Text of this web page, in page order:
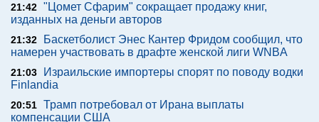
21:42 "Цомет Сфарим" сокращает продажу книг,
изданных на деньги авторов
21:32
Баскетболист Энес Кантер Фридом сообщил, что
намерен участвовать в драфте женской лиги WNBA
21:03
Израильские импортеры спорят по поводу водки
Finlandia
20:51 Трамп потребовал от Ирана выплаты
компенсации США